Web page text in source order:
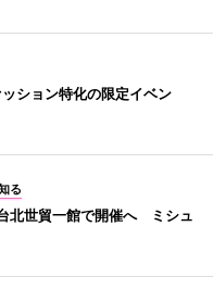
ション特化の限定イベン
る
北世貿一館で開催へ ミシュ